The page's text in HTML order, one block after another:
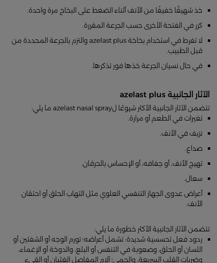
خذ شهيقًا خفيفًا من الأنف أثناء الضغط على البخاخ مرة واحدة.
كرر في الفتحة الأخرى حسب الجرعة المقررة.
لا تفرط في استخدام بخاخة azelast plus والتزم بالجرعة المحددة من
قبل الطبيب.
في حال نسيان الجرعة خذها فور تذكرها.
الآثار الجانبية azelast plus
تتضمن الآثار الجانبية الأكثر شيوعًا لazelast nasal spray ما يلي:
تغيرات في الطعم أو مرارة.
نزيف في الأنف.
صداع.
تهيج الأنف، أو جفافه، أو الإحساس بالحرقان.
سعال.
أعراض عدوى الجهاز التنفسي العلوي مثل التهاب الحلق أو احتقان
الأنف.
تتضمن الآثار الجانبية الأكثر خطورة ما يلي:
ردود فعل تحسسية شديدة: تشمل أعراضه؛ تورم الوجه أو الشفتين أو
اللسان أو الحلق، وصعوبة في التنفس أو البلع، والدوخة أو الإغماء،
وضربات القلب السريعة، والحمى؛ آلام المفاصل الغثيان أو القيء